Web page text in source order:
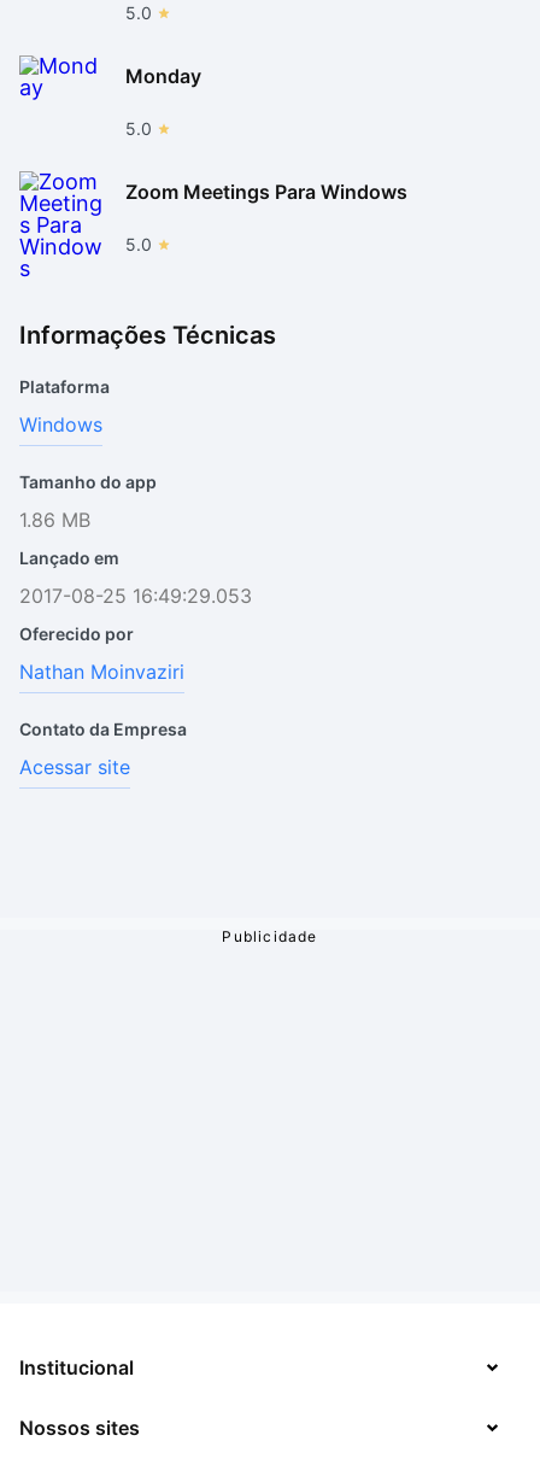
5.0
Monday
5.0
Zoom Meetings Para Windows
5.0
Informações Técnicas
Plataforma
Windows
Tamanho do app
1.86 MB
Lançado em
2017-08-25 16:49:29.053
Oferecido por
Nathan Moinvaziri
Contato da Empresa
Acessar site
Institucional
Sobre
Nossos sites